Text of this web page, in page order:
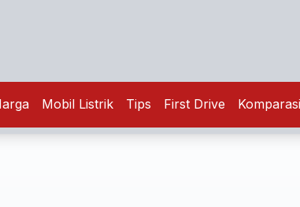
Mobil Listrik Tips First Drive Komparasi